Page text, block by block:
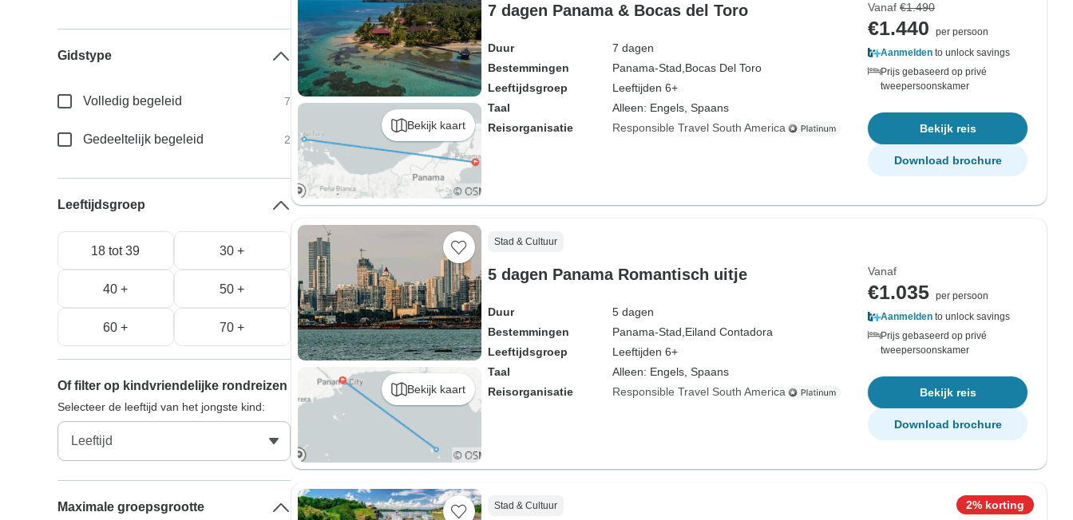
Bekijk kaart
7 dagen Panama & Bocas del Toro
Duur
7 dagen
Bestemmingen
Panama-Stad, Bocas Del Toro
Leeftijdsgroep
Leeftijden 6+
Taal
Alleen: Engels, Spaans
Reisorganisatie
Responsible Travel South America
Vanaf €1.490
€1.440
per persoon
Aanmelden to unlock savings
Prijs gebaseerd op privé
tweepersoonskamer
Bekijk reis
Download brochure
Bekijk kaart
Stad & Cultuur
5 dagen Panama Romantisch uitje
Duur
5 dagen
Bestemmingen
Panama-Stad, Eiland Contadora
Leeftijdsgroep
Leeftijden 6+
Taal
Alleen: Engels, Spaans
Reisorganisatie
Responsible Travel South America
Vanaf
€1.035 per persoon
Aanmelden to unlock savings
Prijs gebaseerd op privé
tweepersoonskamer
Bekijk reis
Download brochure
Stad & Cultuur 2% korting
Gidstype
Volledig begeleid 7
Gedeeltelijk begeleid 2
Leeftijdsgroep
18 tot 39 30 +
40 + 50 +
60 + 70 +
Of filter op kindvriendelijke rondreizen
Selecteer de leeftijd van het jongste kind:
Maximale groepsgrootte